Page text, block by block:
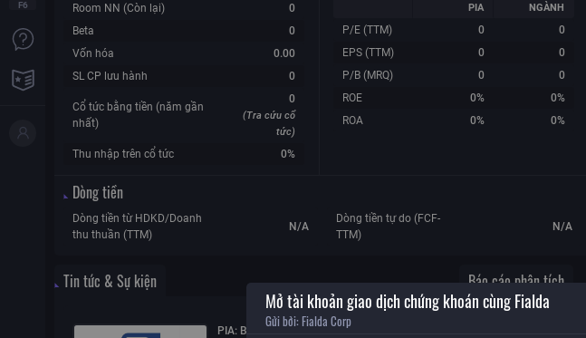
Room NN (Còn lại)
0
Beta
0
Vốn hóa
0.00
SL CP lưu hành
0
Cổ tức bằng tiền (năm gần
nhất)
0
(Tra cứu cổ
tức)
Thu nhập trên cổ tức 0%
PIA NGÀNH
P/E (TTM) 0
0
EPS (TTM)
0
0
P/B (MRQ)
0
0
ROE
0%
0%
ROA
0% 0%
Dòng tiền
Dòng tiền từ HDKD/Doanh
thu thuần (TTM)
N/A
Dòng tiền tự do (FCF-
TTM)
N/A
Tin tức & Sự kiện
PIA: Báo cáo quản trị công ty bán niên
Báo cáo phân tích
Mở tài khoản giao dịch chứng khoán cùng Fialda
Gửi bởi: Fialda Corp